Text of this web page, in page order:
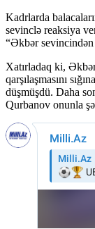
Kadrlarda
sevinclə reaksiya
“Əkbər sevincindən
Xatırladaq ki,
qarşılaşmasını
düşmüşdü. Daha
Qurbanov onunla